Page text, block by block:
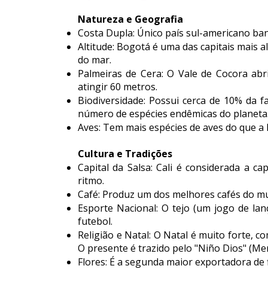
Natureza e Geografia
Costa Dupla: Único país sul-americano
Altitude: Bogotá é uma das capitais mais
do mar.
Palmeiras de Cera: O Vale de Cocora
atingir 60 metros.
Biodiversidade: Possui cerca de 10%
número de espécies endêmicas do
Aves: Tem mais espécies de aves do que
Cultura e Tradições
Capital da Salsa: Cali é considerada a
ritmo.
Café: Produz um dos melhores cafés do
Esporte Nacional: Otejo (um jogo de
futebol.
Religião e Natal: O Natal é muito forte,
O presente é trazido pelo "Niño Dios"
Flores: É a segunda maior exportadora